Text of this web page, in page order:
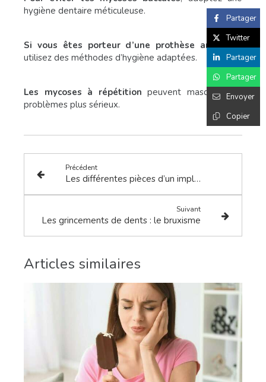
hygiène dentaire méticuleuse.
Si vous êtes porteur d’une prothèse amovible,
utilisez des méthodes d’hygiène adaptées.
Les mycoses à répétition peuvent masquer des
problèmes plus sérieux.
Précédent
Les différentes pièces d’un implant
Suivant
Les grincements de dents : le bruxisme
Articles similaires
Partager
Twitter
Partager
Partager
Envoyer
Copier